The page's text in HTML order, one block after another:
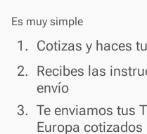
Es muy simple
done
1. Cotizas y haces
done
2. Recibes las
envío
done
3. Te enviamos tus
Europa cotizados